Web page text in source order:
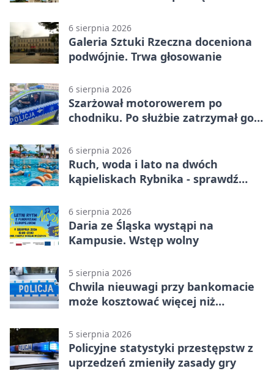
6 sierpnia 2026
Galeria Sztuki Rzeczna doceniona
podwójnie. Trwa głosowanie
6 sierpnia 2026
Szarżował motorowerem po
chodniku. Po służbie zatrzymał go
6 sierpnia 2026
Ruch, woda i lato na dwóch
kąpieliskach Rybnika - sprawdź
6 sierpnia 2026
Daria ze Śląska wystąpi na
Kampusie. Wstęp wolny
5 sierpnia 2026
Chwila nieuwagi przy bankomacie
może kosztować więcej niż
5 sierpnia 2026
Policyjne statystyki przestępstw z
uprzedzeń zmieniły zasady gry